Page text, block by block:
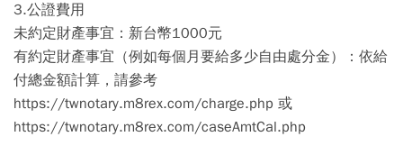
3.公證費用
未約定財產事宜：新台幣1000元
有約定財產事宜（例如每個月要給多少自由處分金）：依給
付總金額計算，請參考
https://twnotary.m8rex.com/charge.php 或
https://twnotary.m8rex.com/caseAmtCal.php